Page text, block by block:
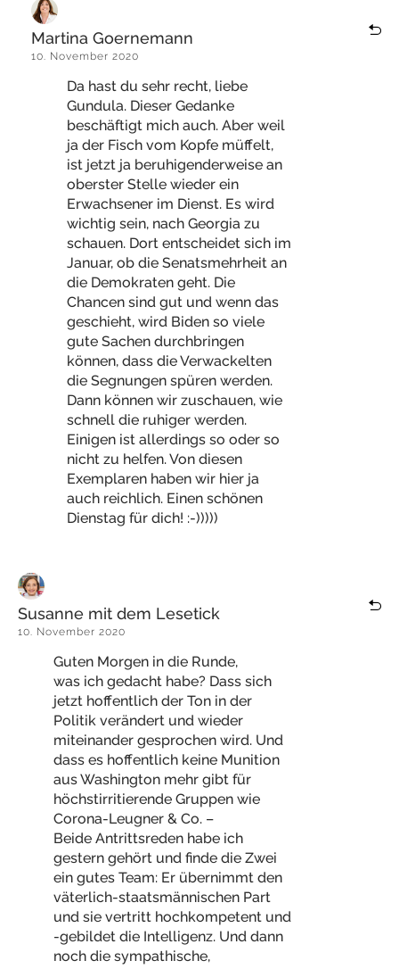
Martina Goernemann
10. November 2020
Da hast du sehr recht, liebe
Gundula. Dieser Gedanke
beschäftigt mich auch. Aber weil
ja der Fisch vom Kopfe müffelt,
ist jetzt ja beruhigenderweise an
oberster Stelle wieder ein
Erwachsener im Dienst. Es wird
wichtig sein, nach Georgia zu
schauen. Dort entscheidet sich im
Januar, ob die Senatsmehrheit an
die Demokraten geht. Die
Chancen sind gut und wenn das
geschieht, wird Biden so viele
gute Sachen durchbringen
können, dass die Verwackelten
die Segnungen spüren werden.
Dann können wir zuschauen, wie
schnell die ruhiger werden.
Einigen ist allerdings so oder so
nicht zu helfen. Von diesen
Exemplaren haben wir hier ja
auch reichlich. Einen schönen
Dienstag für dich! :-)))))
Susanne mit dem Lesetick
10. November 2020
Guten Morgen in die Runde,
was ich gedacht habe? Dass sich
jetzt hoffentlich der Ton in der
Politik verändert und wieder
miteinander gesprochen wird. Und
dass es hoffentlich keine Munition
aus Washington mehr gibt für
höchstirritierende Gruppen wie
Corona-Leugner & Co. –
Beide Antrittsreden habe ich
gestern gehört und finde die Zwei
ein gutes Team: Er übernimmt den
väterlich-staatsmännischen Part
und sie vertritt hochkompetent und
-gebildet die Intelligenz. Und dann
noch die sympathische,